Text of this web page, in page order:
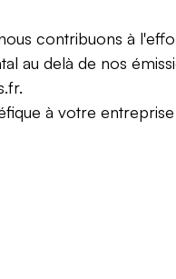
contribuons à
au delà de nos
.
à votre entreprise